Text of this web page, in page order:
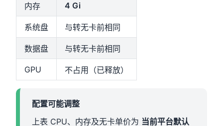
内存 4 Gi
系统盘 与转无卡前相同
数据盘 与转无卡前相同
GPU 不占用（已释放）
配置可能调整
上表 CPU、内存及无卡单价为 当前平台默认